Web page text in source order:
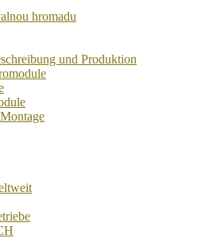
hromadu
und Produktion